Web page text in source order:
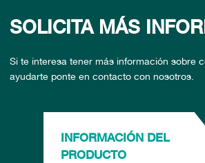
SOLICITA MÁS
Si te interesa tener más información sobre
ayudarte ponte en contacto con nosotros.
INFORMACIÓN DEL
PRODUCTO